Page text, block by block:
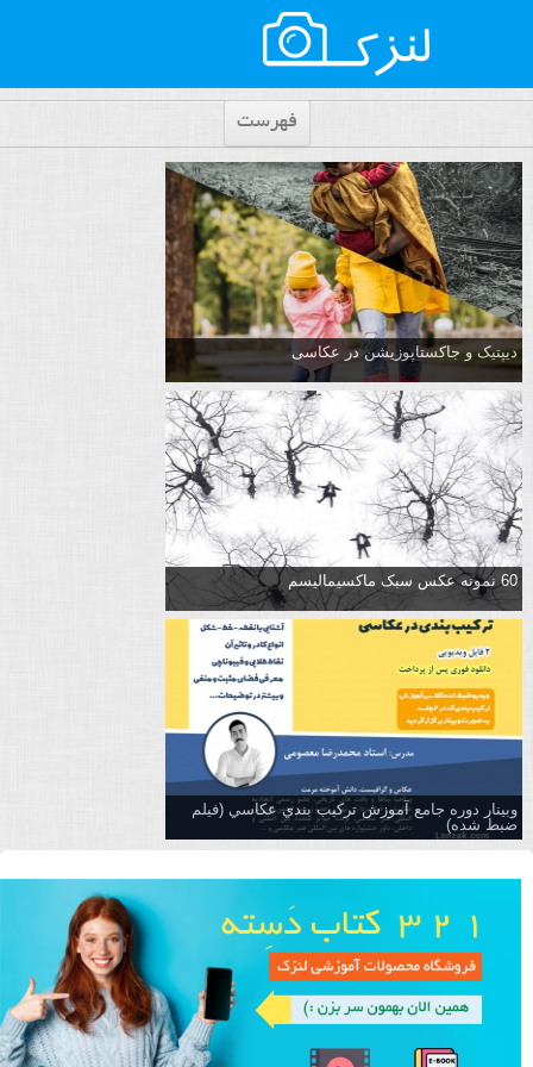
فهرست
دیپتیک و جاکستا‌پوزیشن در عکاسی
60 نمونه عکس سبک ماکسیمالیسم
وبینار دوره جامع آموزش تركيب بندي عكاسي (فیلم
ضبط شده)